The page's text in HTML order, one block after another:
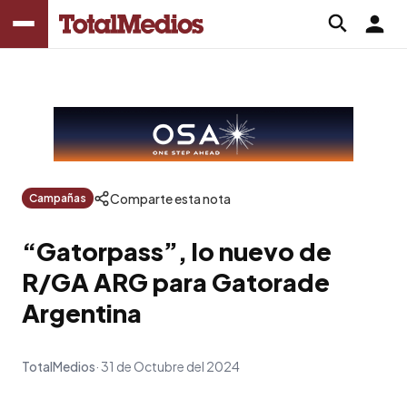
Campañas Comparte esta nota
“Gatorpass”, lo nuevo de
R/GA ARG para Gatorade
Argentina
TotalMedios 31 de Octubre del 2024